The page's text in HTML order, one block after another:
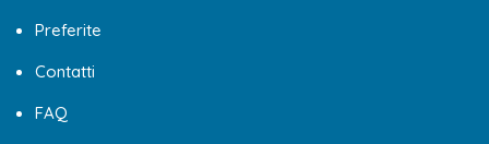
Preferite
Contatti
FAQ